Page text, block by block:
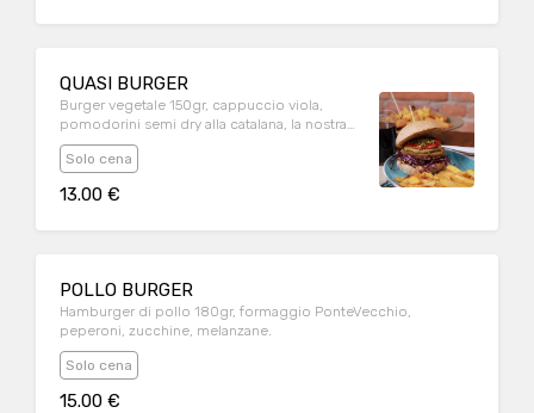
QUASI BURGER
Burger vegetale 150gr, cappuccio viola,
pomodorini semi dry alla catalana, la nostra
guacamole, granella di pistacchio.
Solo cena
13.00 €
POLLO BURGER
Hamburger di pollo 180gr, formaggio PonteVecchio,
peperoni, zucchine, melanzane.
Solo cena
15.00 €